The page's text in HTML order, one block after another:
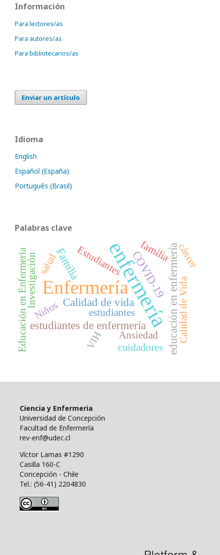
Información
Para lectores/as
Para autores/as
Para bibliotecarios/as
Enviar un artículo
Idioma
English
Español (España)
Português (Brasil)
Palabras clave
enfermería
Enfermería
estudiantes de enfermería educación en enfermería
Calidad de vida
Familia COVID-19
familia
Ansiedad
Educación en Enfermería Estudiantes
salud
estudiantes Calidad de Vida
Investigación
cuidadores
VIH
Niños
cáncer
Ciencia y Enfermeria
Universidad de Concepción
Facultad de Enfermería
rev-enf@udec.cl
Víctor Lamas #1290
Casilla 160-C
Concepción - Chile
Tel.: (56-41) 2204830